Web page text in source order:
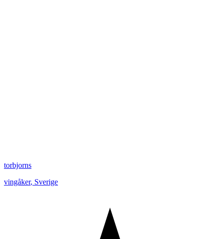
torbjorns
vingåker, Sverige